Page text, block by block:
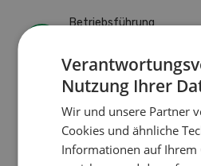
Betriebsführung
Bewilligung
Pflanzenbau
Raufutter aus
Nutzung Ihrer
Wir und unsere Partner
Cookies und ähnliche
Informationen auf Ihrem